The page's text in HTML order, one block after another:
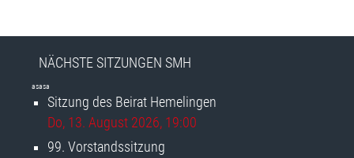
NÄCHSTE SITZUNGEN SMH
asasa
Sitzung des Beirat Hemelingen
Do, 13. August 2026, 19:00
99. Vorstandssitzung